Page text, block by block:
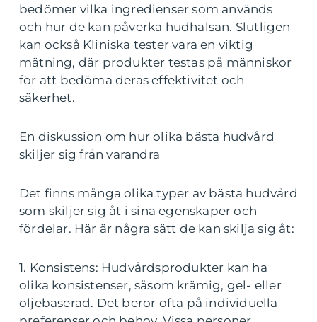
bedömer vilka ingredienser som används
och hur de kan påverka hudhälsan. Slutligen
kan också Kliniska tester vara en viktig
mätning, där produkter testas på människor
för att bedöma deras effektivitet och
säkerhet.
En diskussion om hur olika bästa hudvård
skiljer sig från varandra
Det finns många olika typer av bästa hudvård
som skiljer sig åt i sina egenskaper och
fördelar. Här är några sätt de kan skilja sig åt:
1. Konsistens: Hudvårdsprodukter kan ha
olika konsistenser, såsom krämig, gel- eller
oljebaserad. Det beror ofta på individuella